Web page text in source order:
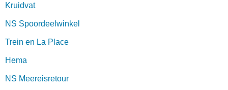
Kruidvat
NS Spoordeelwinkel
Trein en La Place
Hema
NS Meereisretour